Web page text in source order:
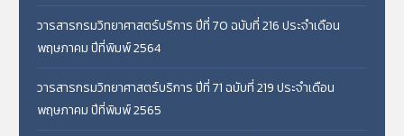
วารสารกรมวิทยาศาสตร์บริการ ปีที่ 70 ฉบับที่ 216 ประจำเดือน
พฤษภาคม ปีที่พิมพ์ 2564
วารสารกรมวิทยาศาสตร์บริการ ปีที่ 71 ฉบับที่ 219 ประจำเดือน
พฤษภาคม ปีที่พิมพ์ 2565